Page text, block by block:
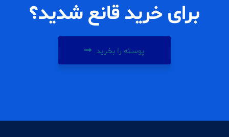
برای خرید قانع شدید؟
پوسته را بخرید